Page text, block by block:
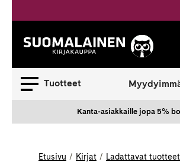
sisältöön
Tuotteet
Kanta-asiakkaille jopa 5%
Etusivu Kirjat Ladattavat tuotteet